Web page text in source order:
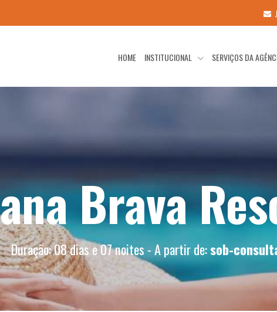
HOME INSTITUCIONAL SERVIÇOS DA
Brava
Duração: 08 dias e 07 noites - A partir de:sob-